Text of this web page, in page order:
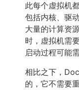
此每个虚拟机
包括内核、驱
大量的计算资
时，虚拟机需
启动过程可能
相比之下，
的，它不需要